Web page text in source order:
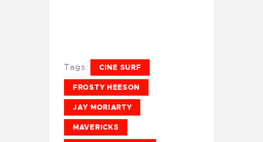
Tags: CINE SURF
FROSTY HEESON
JAY MORIARTY
MAVERICKS